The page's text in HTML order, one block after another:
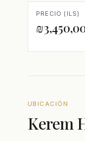
PRECIO (ILS)
UBICACIÓN
Kerem